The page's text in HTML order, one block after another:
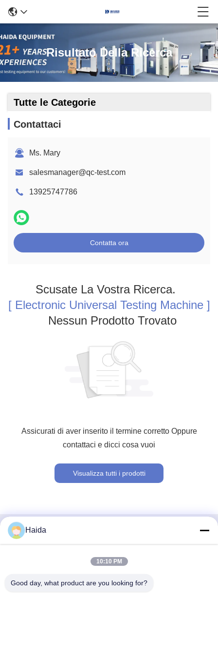
Risultato Della Ricerca
Tutte le Categorie
Contattaci
Ms. Mary
salesmanager@qc-test.com
13925747786
Contatta ora
Scusate La Vostra Ricerca.
[ Electronic Universal Testing Machine ]
Nessun Prodotto Trovato
Assicurati di aver inserito il termine corretto Oppure
contattaci e dicci cosa vuoi
Visualizza tutti i prodotti
Contatto rapido
Digital, distretto di Nancheng, città di Dongguan, provincia
Haida
10:10 PM
Good day, what product are you looking for?